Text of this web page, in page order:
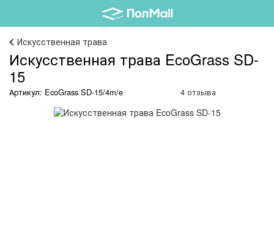
Искусственная трава
Искусственная трава EcoGrass SD-
15
Артикул: EcoGrass SD-15/4m/e 4 отзыва